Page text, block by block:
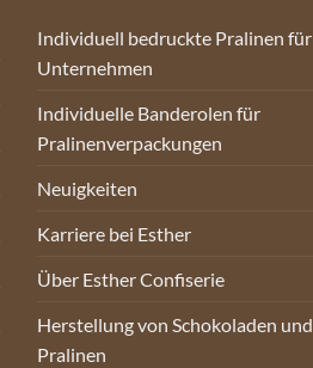
Individuell bedruckte Pralinen für
Unternehmen
Individuelle Banderolen für
Pralinenverpackungen
Neuigkeiten
Karriere bei Esther
Über Esther Confiserie
Herstellung von Schokoladen und
Pralinen